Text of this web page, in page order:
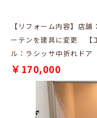
【リフォーム内容】店
ーテンを建具に変更 【
ル：ラシッサ中折れドア
￥170,000